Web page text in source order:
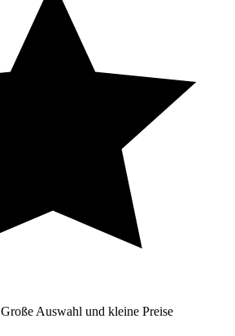
Große Auswahl und kleine Preise